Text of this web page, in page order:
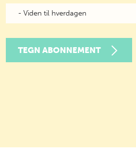
- Viden til hverdagen
TEGN ABONNEMENT